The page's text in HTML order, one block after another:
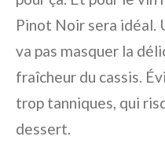
Pinot Noir sera idéal.
va pas masquer la
fraîcheur du cassis.
trop tanniques, qui
dessert.